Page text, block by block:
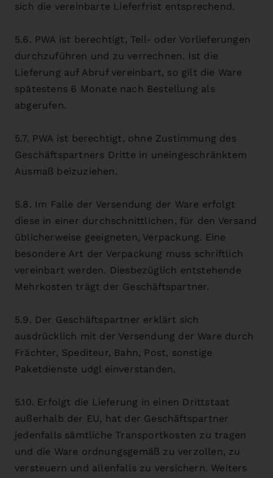
sich die vereinbarte Lieferfrist entsprechend.
5.6. PWA ist berechtigt, Teil- oder Vorlieferungen
durchzuführen und zu verrechnen. Ist die
Lieferung auf Abruf vereinbart, so gilt die Ware
spätestens 6 Monate nach Bestellung als
abgerufen.
5.7. PWA ist berechtigt, ohne Zustimmung des
Geschäftspartners Dritte in uneingeschränktem
Ausmaß beizuziehen.
5.8. Im Falle der Versendung der Ware erfolgt
diese in einer durchschnittlichen, für den Versand
üblicherweise geeigneten, Verpackung. Eine
besondere Art der Verpackung muss schriftlich
vereinbart werden. Diesbezüglich entstehende
Mehrkosten trägt der Geschäftspartner.
5.9. Der Geschäftspartner erklärt sich
ausdrücklich mit der Versendung der Ware durch
Frächter, Spediteur, Bahn, Post, sonstige
Paketdienste udgl einverstanden.
5.10. Erfolgt die Lieferung in einen Drittstaat
außerhalb der EU, hat der Geschäftspartner
jedenfalls sämtliche Transportkosten zu tragen
und die Ware ordnungsgemäß zu verzollen, zu
versteuern und allenfalls zu versichern. Weiters